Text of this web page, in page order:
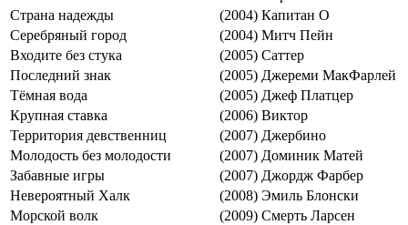
Страна надежды
(2004) Капитан О
Серебряный город
(2004) Митч Пейн
Входите без стука
(2005) Саттер
Последний знак
(2005) Джереми МакФарлей
Тёмная вода
(2005) Джеф Платцер
Крупная ставка
(2006) Виктор
Территория девственниц
(2007) Джербино
Молодость без молодости
(2007) Доминик Матей
Забавные игры
(2007) Джордж Фарбер
Невероятный Халк
(2008) Эмиль Блонски
Морской волк
(2009) Смерть Ларсен